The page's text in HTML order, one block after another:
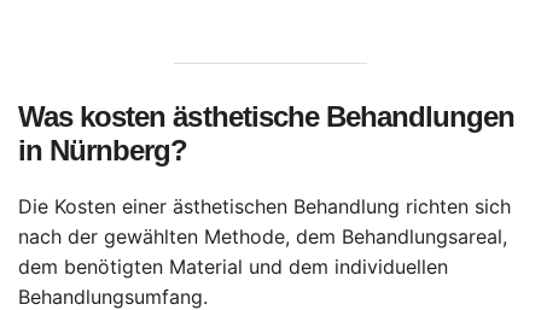
Was kosten ästhetische Behandlungen
in Nürnberg?
Die Kosten einer ästhetischen Behandlung richten sich
nach der gewählten Methode, dem Behandlungsareal,
dem benötigten Material und dem individuellen
Behandlungsumfang.